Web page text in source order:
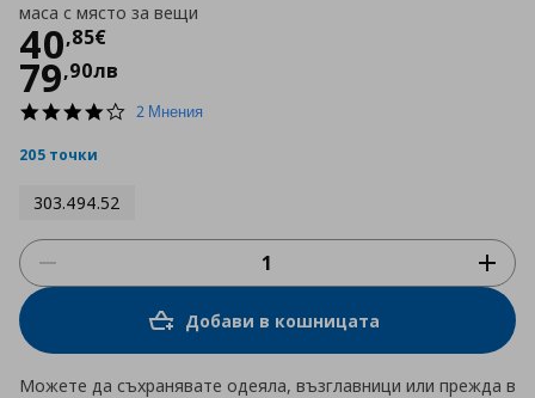
маса с място за вещи
40,85€
Цена
79,90лв
4.0
2 Мнения
205 точки
303.494.52
Добави в кошницата
Можете да съхранявате одеяла, възглавници или прежда в